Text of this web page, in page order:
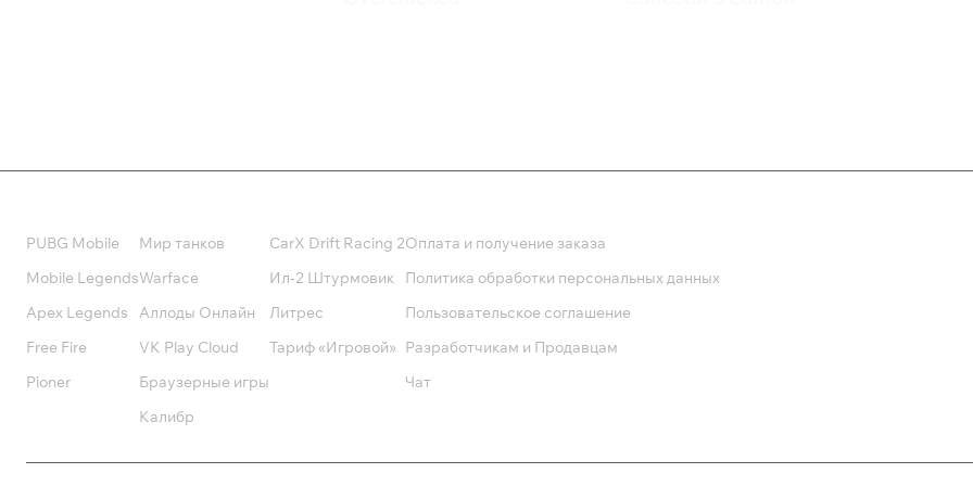
PUBG Mobile
Mobile Legends
Apex Legends
Free Fire
Pioner
Мир танков
Warface
Аллоды Онлайн
VK Play Cloud
Браузерные игры
Калибр
CarX Drift Racing 2
Ил-2 Штурмовик
Литрес
Тариф «Игровой»
Оплата и получение заказа
Политика обработки персональных данных
Пользовательское соглашение
Разработчикам и Продавцам
Чат